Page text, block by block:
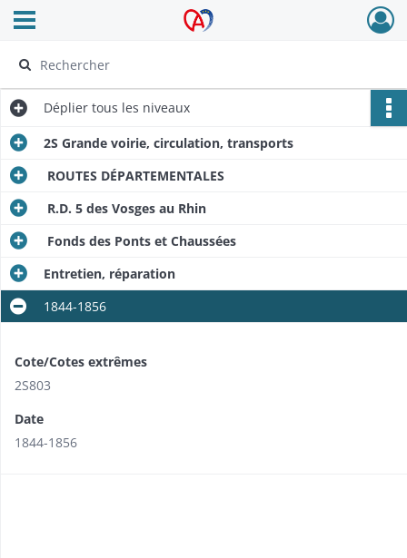
Archives Alsace - Colmar
Ouvrir le menu déroulant
Déplier tous les niveaux
2S Grande voirie, circulation, transports
ROUTES DÉPARTEMENTALES
R.D. 5 des Vosges au Rhin
Fonds des Ponts et Chaussées
Entretien, réparation
1844-1856
Cote/Cotes extrêmes
2S803
Date
1844-1856